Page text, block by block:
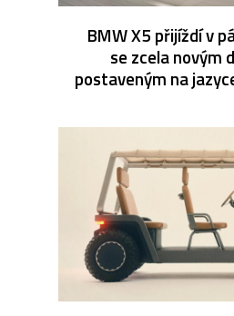
BMW X5 přijíždí v
se zcela novým
postaveným na